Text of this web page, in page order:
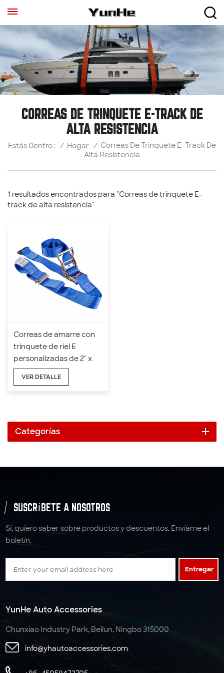
CORREAS DE TRINQUETE E-TRACK DE
ALTA RESISTENCIA
Estás Dentro : / Hogar / Correas De Trinquete E-Track De
Alta Resistencia
1 resultados encontrados para "Correas de trinquete E-
track de alta resistencia"
Correas de amarre con
trinquete de riel E
personalizadas de 2" x
4400 LBS x 16 pies
VER DETALLE
Categorías
SUSCRÍBETE A NOSOTROS
Sí, quiero saber sobre productos y descuentos. Envíame el
boletín.
Entregar
YunHe Auto Accessories
Chunxiao Industry Park, Beilun, Ningbo 315000
info@yhautoaccessories.com